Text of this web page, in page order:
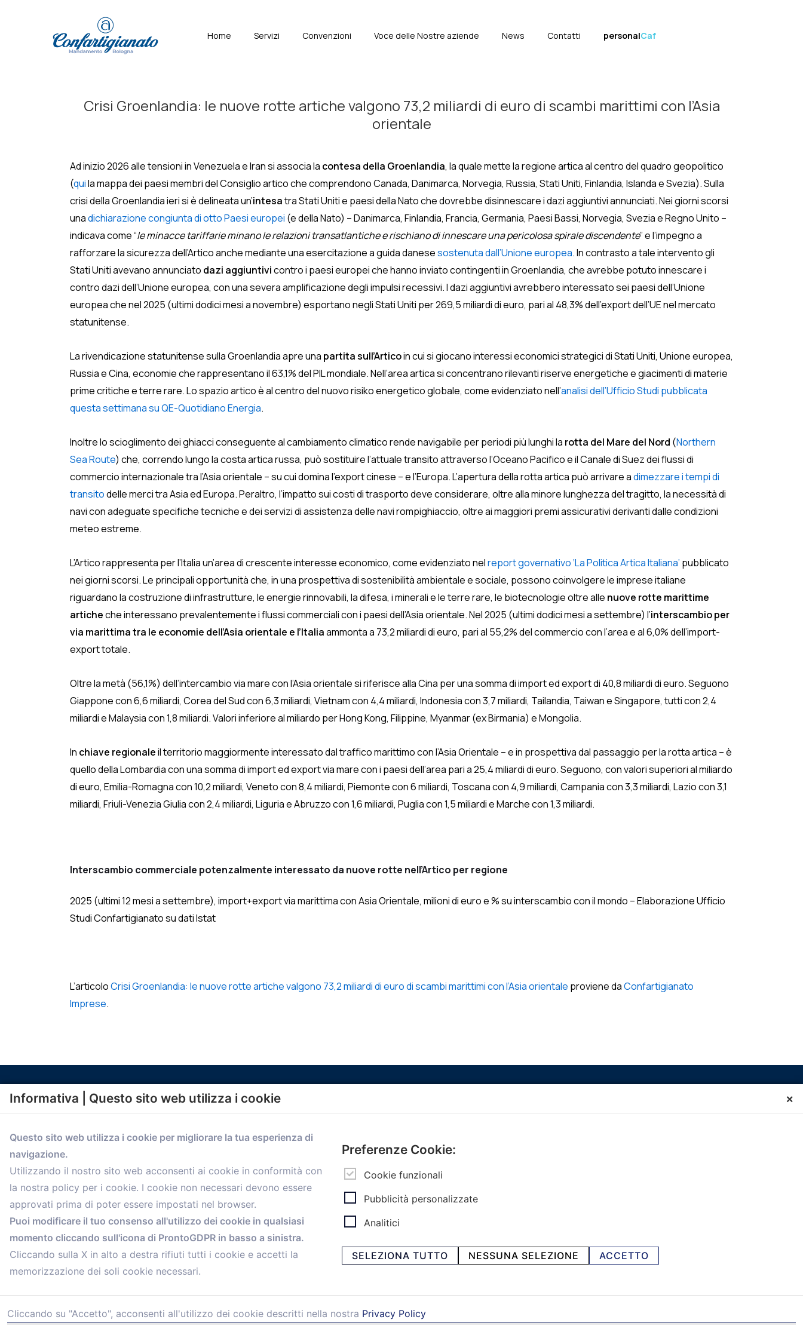
Menù
Home Servizi Convenzioni Voce delle Nostre aziende News Contatti personalCaf
Crisi Groenlandia: le nuove rotte artiche valgono 73,2 miliardi di euro di scambi marittimi con l’Asia
orientale
Ad inizio 2026 alle tensioni in Venezuela e Iran si associa la contesa della Groenlandia, la quale mette la regione artica al centro del quadro geopolitico
(quila mappa dei paesi membri del Consiglio artico che comprendono Canada, Danimarca, Norvegia, Russia, Stati Uniti, Finlandia, Islanda e Svezia). Sulla
crisi della Groenlandia ieri si è delineata un’intesatra Stati Uniti e paesi della Nato che dovrebbe disinnescare i dazi aggiuntivi annunciati. Nei giorni scorsi
unadichiarazione congiunta di otto Paesi europei (e della Nato) – Danimarca, Finlandia, Francia, Germania, Paesi Bassi, Norvegia, Svezia e Regno Unito –
indicava come “le minacce tariffarie minano le relazioni transatlantiche e rischiano di innescare una pericolosa spirale discendente” e l’impegno a
rafforzare la sicurezza dell’Artico anche mediante una esercitazione a guida danesesostenuta dall’Unione europea. In contrasto a tale intervento gli
Stati Uniti avevano annunciato dazi aggiuntivicontro i paesi europei che hanno inviato contingenti in Groenlandia, che avrebbe potuto innescare i
contro dazi dell’Unione europea, con una severa amplificazione degli impulsi recessivi. I dazi aggiuntivi avrebbero interessato sei paesi dell’Unione
europea che nel 2025 (ultimi dodici mesi a novembre) esportano negli Stati Uniti per 269,5 miliardi di euro, pari al 48,3% dell’export dell’UE nel mercato
statunitense.
La rivendicazione statunitense sulla Groenlandia apre una partita sull’Articoin cui si giocano interessi economici strategici di Stati Uniti, Unione europea,
Russia e Cina, economie che rappresentano il 63,1% del PIL mondiale. Nell’area artica si concentrano rilevanti riserve energetiche e giacimenti di materie
prime critiche e terre rare. Lo spazio artico è al centro del nuovo risiko energetico globale, come evidenziato nell’analisi dell’Ufficio Studi pubblicata
questa settimana su QE-Quotidiano Energia.
Inoltre lo scioglimento dei ghiacci conseguente al cambiamento climatico rende navigabile per periodi più lunghi la rotta del Mare del Nord (Northern
Sea Route) che, correndo lungo la costa artica russa, può sostituire l’attuale transito attraverso l’Oceano Pacifico e il Canale di Suez dei flussi di
commercio internazionale tra l’Asia orientale – su cui domina l’export cinese – e l’Europa. L’apertura della rotta artica può arrivare adimezzare i tempi di
transitodelle merci tra Asia ed Europa. Peraltro, l’impatto sui costi di trasporto deve considerare, oltre alla minore lunghezza del tragitto, la necessità di
navi con adeguate specifiche tecniche e dei servizi di assistenza delle navi rompighiaccio, oltre ai maggiori premi assicurativi derivanti dalle condizioni
meteo estreme.
L’Artico rappresenta per l’Italia un’area di crescente interesse economico, come evidenziato nelreport governativo ‘La Politica Artica Italiana’ pubblicato
nei giorni scorsi. Le principali opportunità che, in una prospettiva di sostenibilità ambientale e sociale, possono coinvolgere le imprese italiane
riguardano la costruzione di infrastrutture, le energie rinnovabili, la difesa, i minerali e le terre rare, le biotecnologie oltre alle nuove rotte marittime
articheche interessano prevalentemente i flussi commerciali con i paesi dell’Asia orientale. Nel 2025 (ultimi dodici mesi a settembre) l’interscambio per
via marittima tra le economie dell’Asia orientale e l’Italiaammonta a 73,2 miliardi di euro, pari al 55,2% del commercio con l’area e al 6,0% dell’import-
export totale.
Oltre la metà (56,1%) dell’intercambio via mare con l’Asia orientale si riferisce alla Cina per una somma di import ed export di 40,8 miliardi di euro. Seguono
Giappone con 6,6 miliardi, Corea del Sud con 6,3 miliardi, Vietnam con 4,4 miliardi, Indonesia con 3,7 miliardi, Tailandia, Taiwan e Singapore, tutti con 2,4
miliardi e Malaysia con 1,8 miliardi. Valori inferiore al miliardo per Hong Kong, Filippine, Myanmar (ex Birmania) e Mongolia.
In chiave regionaleil territorio maggiormente interessato dal traffico marittimo con l’Asia Orientale – e in prospettiva dal passaggio per la rotta artica – è
quello della Lombardia con una somma di import ed export via mare con i paesi dell’area pari a 25,4 miliardi di euro. Seguono, con valori superiori al miliardo
di euro, Emilia-Romagna con 10,2 miliardi, Veneto con 8,4 miliardi, Piemonte con 6 miliardi, Toscana con 4,9 miliardi, Campania con 3,3 miliardi, Lazio con 3,1
miliardi, Friuli-Venezia Giulia con 2,4 miliardi, Liguria e Abruzzo con 1,6 miliardi, Puglia con 1,5 miliardi e Marche con 1,3 miliardi.
Interscambio commerciale potenzalmente interessato da nuove rotte nell’Artico per regione
2025 (ultimi 12 mesi a settembre), import+export via marittima con Asia Orientale, milioni di euro e % su interscambio con il mondo – Elaborazione Ufficio
Studi Confartigianato su dati Istat
L’articoloCrisi Groenlandia: le nuove rotte artiche valgono 73,2 miliardi di euro di scambi marittimi con l’Asia orientale proviene daConfartigianato
Imprese.
comunicazione@confartigianato.bo.it
Menù
Home
Servizi
Convenzioni
Informazioni Ex L. 124/2017
personal
Informativa | Questo sito web utilizza i cookie ×
Questo sito web utilizza i cookie per migliorare la tua esperienza di
navigazione.
Utilizzando il nostro sito web acconsenti ai cookie in conformità con
la nostra policy per i cookie. I cookie non necessari devono essere
approvati prima di poter essere impostati nel browser.
Puoi modificare il tuo consenso all'utilizzo dei cookie in qualsiasi
momento cliccando sull'icona di ProntoGDPR in basso a sinistra.
Cliccando sulla X in alto a destra rifiuti tutti i cookie e accetti la
memorizzazione dei soli cookie necessari.
Preferenze Cookie:
Cookie funzionali
Pubblicità personalizzate
Analitici
SELEZIONA TUTTO NESSUNA SELEZIONE ACCETTO
Cliccando su "Accetto", acconsenti all'utilizzo dei cookie descritti nella nostra Privacy Policy